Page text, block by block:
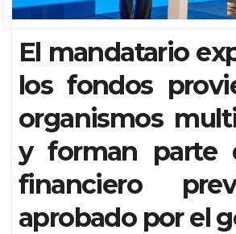
El mandatario
los fondos
organismos
y forman parte
financiero
aprobado por el